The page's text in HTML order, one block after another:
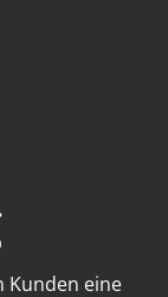
Kunden eine